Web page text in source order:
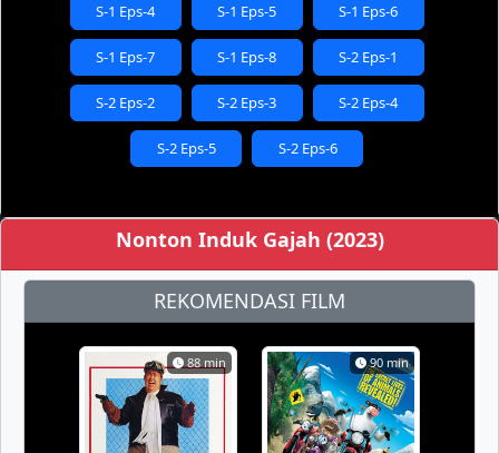
S-1 Eps-4 S-1 Eps-5 S-1 Eps-6
S-1 Eps-7 S-1 Eps-8 S-2 Eps-1
S-2 Eps-2 S-2 Eps-3 S-2 Eps-4
S-2 Eps-5 S-2 Eps-6
Nonton Induk Gajah (2023)
REKOMENDASI FILM
88 min 90 min